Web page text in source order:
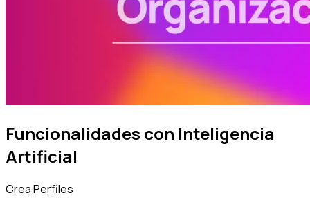
Funcionalidades con Inteligencia
Artificial
Crea Perfiles